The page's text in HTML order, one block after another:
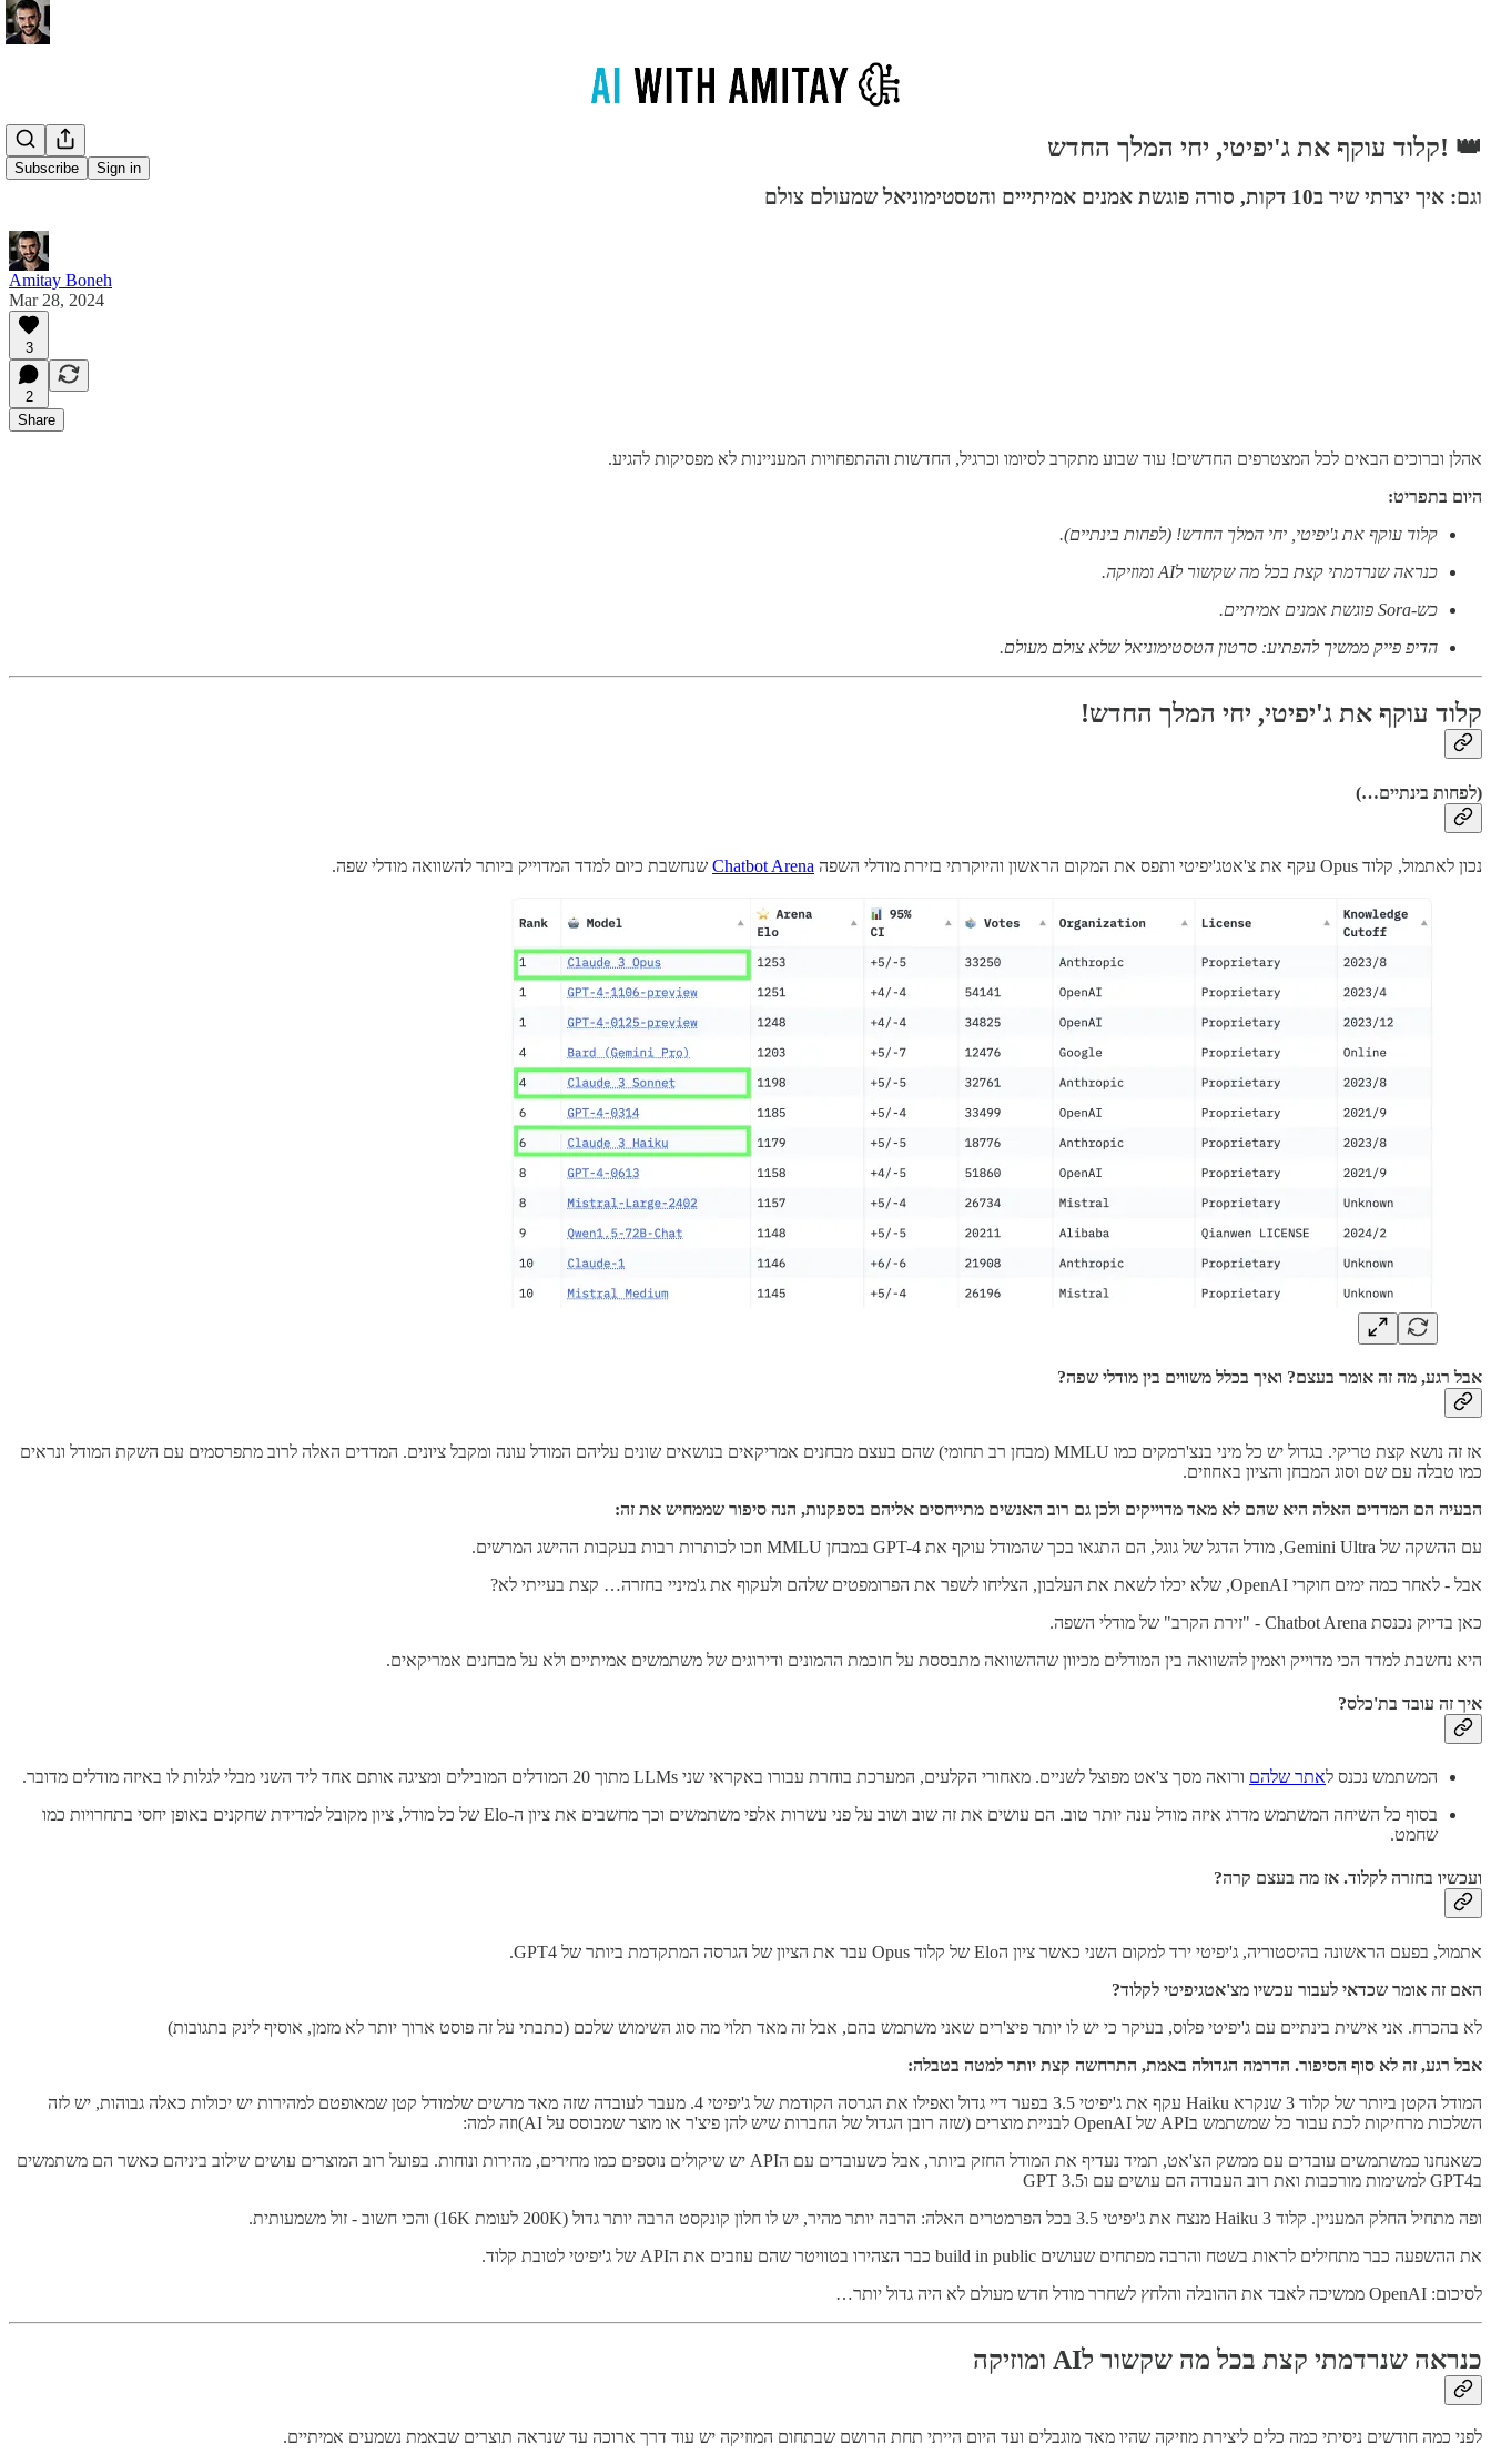
Subscribe Sign in
👑 !קלוד עוקף את ג'יפיטי, יחי המלך החדש
וגם: איך יצרתי שיר ב10 דקות, סורה פוגשת אמנים אמיתייים והטסטימוניאל שמעולם צולם
Amitay Boneh
Mar 28, 2024
3
2
Share
אהלן וברוכים הבאים לכל המצטרפים החדשים! עוד שבוע מתקרב לסיומו וכרגיל, החדשות וההתפחויות המעניינות לא מפסיקות להגיע.
היום בתפריט:
קלוד עוקף את ג'יפיטי, יחי המלך החדש! (לפחות בינתיים).
כנראה שנרדמתי קצת בכל מה שקשור לAI ומוזיקה.
כש-Sora פוגשת אמנים אמיתיים.
הדיפ פייק ממשיך להפתיע: סרטון הטסטימוניאל שלא צולם מעולם.
קלוד עוקף את ג'יפיטי, יחי המלך החדש!
(לפחות בינתיים…)
נכון לאתמול, קלוד Opus עקף את צ'אטג'יפיטי ותפס את המקום הראשון והיוקרתי בזירת מודלי השפה Chatbot Arena שנחשבת כיום למדד המדוייק ביותר להשוואה מודלי שפה.
אבל רגע, מה זה אומר בעצם? ואיך בכלל משווים בין מודלי שפה?
אז זה נושא קצת טריקי. בגדול יש כל מיני בנצ'רמקים כמו MMLU (מבחן רב תחומי) שהם בעצם מבחנים אמריקאים בנושאים שונים עליהם המודל עונה ומקבל ציונים. המדדים האלה לרוב מתפרסמים עם השקת המודל ונראים
כמו טבלה עם שם וסוג המבחן והציון באחוזים.
הבעיה הם המדדים האלה היא שהם לא מאד מדוייקים ולכן גם רוב האנשים מתייחסים אליהם בספקנות, הנה סיפור שממחיש את זה:
עם ההשקה של Gemini Ultra, מודל הדגל של גוגל, הם התגאו בכך שהמודל עוקף את GPT-4 במבחן MMLU וזכו לכותרות רבות בעקבות ההישג המרשים.
אבל - לאחר כמה ימים חוקרי OpenAI, שלא יכלו לשאת את העלבון, הצליחו לשפר את הפרומפטים שלהם ולעקוף את ג'מיניי בחזרה… קצת בעייתי לא?
כאן בדיוק נכנסת Chatbot Arena - "זירת הקרב" של מודלי השפה.
היא נחשבת למדד הכי מדוייק ואמין להשוואה בין המודלים מכיוון שההשוואה מתבססת על חוכמת ההמונים ודירוגים של משתמשים אמיתיים ולא על מבחנים אמריקאים.
איך זה עובד בת'כלס?
המשתמש נכנס לאתר שלהם ורואה מסך צ'אט מפוצל לשניים. מאחורי הקלעים, המערכת בוחרת עבורו באקראי שני LLMs מתוך 20 המודלים המובילים ומציגה אותם אחד ליד השני מבלי לגלות לו באיזה מודלים מדובר.
בסוף כל השיחה המשתמש מדרג איזה מודל ענה יותר טוב. הם עושים את זה שוב ושוב על פני עשרות אלפי משתמשים וכך מחשבים את ציון ה-Elo של כל מודל, ציון מקובל למדידת שחקנים באופן יחסי בתחרויות כמו
שחמט.
ועכשיו בחזרה לקלוד. אז מה בעצם קרה?
אתמול, בפעם הראשונה בהיסטוריה, ג'יפיטי ירד למקום השני כאשר ציון הElo של קלוד Opus עבר את הציון של הגרסה המתקדמת ביותר של GPT4.
האם זה אומר שכדאי לעבור עכשיו מצ'אטגיפיטי לקלוד?
לא בהכרח. אני אישית בינתיים עם ג'יפיטי פלוס, בעיקר כי יש לו יותר פיצ'רים שאני משתמש בהם, אבל זה מאד תלוי מה סוג השימוש שלכם (כתבתי על זה פוסט ארוך יותר לא מזמן, אוסיף לינק בתגובות)
אבל רגע, זה לא סוף הסיפור. הדרמה הגדולה באמת, התרחשה קצת יותר למטה בטבלה:
המודל הקטן ביותר של קלוד 3 שנקרא Haiku עקף את ג'יפיטי 3.5 בפער דיי גדול ואפילו את הגרסה הקודמת של ג'יפיטי 4. מעבר לעובדה שזה מאד מרשים שלמודל קטן שמאופטם למהירות יש יכולות כאלה גבוהות, יש לזה
השלכות מרחיקות לכת עבור כל שמשתמש בAPI של OpenAI לבניית מוצרים (שזה רובן הגדול של החברות שיש להן פיצ'ר או מוצר שמבוסס על AI)וזה למה:
כשאנחנו כמשתמשים עובדים עם ממשק הצ'אט, תמיד נעדיף את המודל החזק ביותר, אבל כשעובדים עם הAPI יש שיקולים נוספים כמו מחירים, מהירות ונוחות. בפועל רוב המוצרים עושים שילוב ביניהם כאשר הם משתמשים
בGPT4 למשימות מורכבות ואת רוב העבודה הם עושים עם וGPT 3.5
ופה מתחיל החלק המעניין. קלוד 3 Haiku מנצח את ג'יפיטי 3.5 בכל הפרמטרים האלה: הרבה יותר מהיר, יש לו חלון קונקסט הרבה יותר גדול (200K לעומת 16K) והכי חשוב - זול משמעותית.
את ההשפעה כבר מתחילים לראות בשטח והרבה מפתחים שעושים build in public כבר הצהירו בטוויטר שהם עוזבים את הAPI של ג'יפיטי לטובת קלוד.
לסיכום: OpenAI ממשיכה לאבד את ההובלה והלחץ לשחרר מודל חדש מעולם לא היה גדול יותר…
כנראה שנרדמתי קצת בכל מה שקשור לAI ומוזיקה
לפני כמה חודשים ניסיתי כמה כלים ליצירת מוזיקה שהיו מאד מוגבלים ועד היום הייתי תחת הרושם שבתחום המוזיקה יש עוד דרך ארוכה עד שנראה תוצרים שבאמת נשמעים אמיתיים.